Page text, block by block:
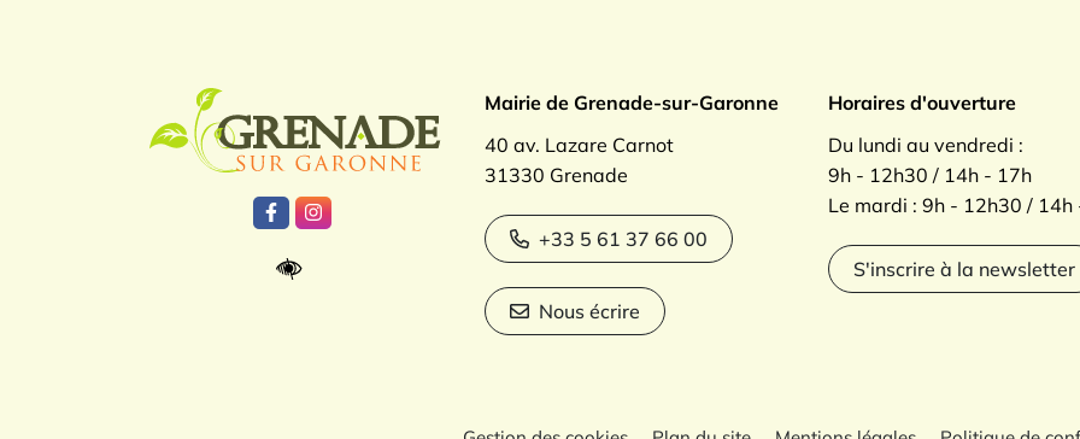
Logo Grenade sur Garonne
Lien vers le compte Facebook
Lien vers le compte Instagram
Mairie de Grenade-sur-Garonne
40 av. Lazare Carnot
31330 Grenade
+33 5 61 37 66 00
Nous écrire
Horaires d'ouverture
Du lundi au vendredi :
9h - 12h30 / 14h - 17h
Le mardi : 9h - 12h30 / 14h
S'inscrire à la newsletter